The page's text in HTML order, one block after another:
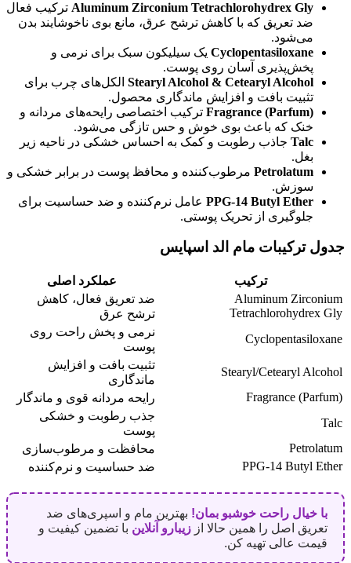
Aluminum Zirconium Tetrachlorohydrex Gly ترکیب فعال
ضد تعریق که با کاهش ترشح عرق، مانع بوی ناخوشایند بدن
می‌شود.
Cyclopentasiloxane یک سیلیکون سبک برای نرمی و
پخش‌پذیری آسان روی پوست.
Stearyl Alcohol & Cetearyl Alcohol الکل‌های چرب برای
تثبیت بافت و افزایش ماندگاری محصول.
Fragrance (Parfum) ترکیب اختصاصی رایحه‌های مردانه و
خنک که باعث بوی خوش و حس تازگی می‌شود.
Talc جاذب رطوبت و کمک به احساس خشکی در ناحیه زیر
بغل.
Petrolatum مرطوب‌کننده و محافظ پوست در برابر خشکی و
سوزش.
PPG-14 Butyl Ether عامل نرم‌کننده و ضد حساسیت برای
جلوگیری از تحریک پوستی.
جدول ترکیبات مام الد اسپایس
ترکیب
عملکرد اصلی
Aluminum Zirconium
Tetrachlorohydrex Gly
ضد تعریق فعال، کاهش
ترشح عرق
Cyclopentasiloxane
نرمی و پخش راحت روی
پوست
Stearyl/Cetearyl Alcohol
تثبیت بافت و افزایش
ماندگاری
Fragrance (Parfum)
رایحه مردانه قوی و ماندگار
Talc
جذب رطوبت و خشکی
پوست
Petrolatum
محافظت و مرطوب‌سازی
PPG-14 Butyl Ether
ضد حساسیت و نرم‌کننده
با خیال راحت خوشبو بمان! بهترین مام و اسپری‌های ضد
تعریق اصل را همین حالا از زیبارو آنلاین با تضمین کیفیت و
قیمت عالی تهیه کن.